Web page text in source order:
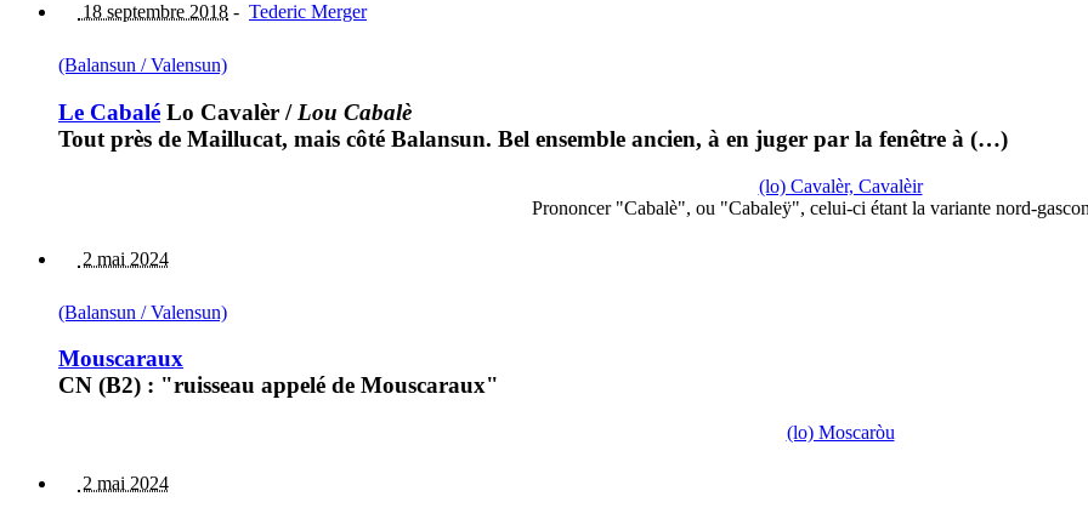
18 septembre 2018 - Tederic Merger
(Balansun / Valensun)
Le Cabalé Lo Cavalèr / Lou Cabalè
Tout près de Maillucat, mais côté Balansun. Bel ensemble ancien, à en juger par la fenêtre à (…)
(lo) Cavalèr, Cavalèir
Prononcer "Cabalè", ou "Cabaleÿ", celui-ci étant la variante nord-
2 mai 2024
(Balansun / Valensun)
Mouscaraux
CN (B2) : "ruisseau appelé de Mouscaraux"
(lo) Moscaròu
2 mai 2024